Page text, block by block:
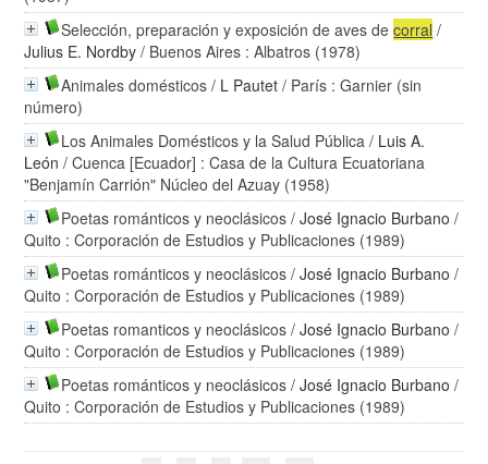
Selección, preparación y exposición de aves decorral /
Julius E. Nordby / Buenos Aires : Albatros (1978)
Animales domésticos / L Pautet / París : Garnier (sin
número)
Los Animales Domésticos y la Salud Pública / Luis A.
León / Cuenca [Ecuador] : Casa de la Cultura Ecuatoriana
"Benjamín Carrión" Núcleo del Azuay (1958)
Poetas románticos y neoclásicos /José Ignacio Burbano /
Quito : Corporación de Estudios y Publicaciones (1989)
Poetas románticos y neoclásicos /José Ignacio Burbano /
Quito : Corporación de Estudios y Publicaciones (1989)
Poetas romanticos y neoclásicos /José Ignacio Burbano /
Quito : Corporación de Estudios y Publicaciones (1989)
Poetas románticos y neoclásicos /José Ignacio Burbano /
Quito : Corporación de Estudios y Publicaciones (1989)